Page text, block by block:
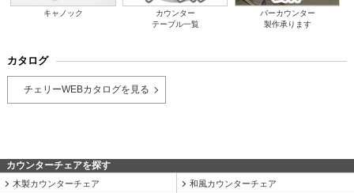
キャノック
カウンター
テーブル一覧
バーカウンター
製作承ります
カタログ
チェリーWEBカタログを見る
カウンターチェアを探す
木製カウンターチェア 和風カウンターチェア